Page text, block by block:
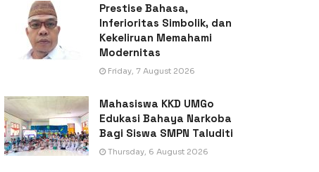
Prestise Bahasa,
Inferioritas Simbolik, dan
Kekeliruan Memahami
Modernitas
Friday, 7 August 2026
Mahasiswa KKD UMGo
Edukasi Bahaya Narkoba
Bagi Siswa SMPN Taluditi
Thursday, 6 August 2026